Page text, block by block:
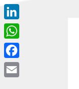
LinkedIn
WhatsApp
Facebook